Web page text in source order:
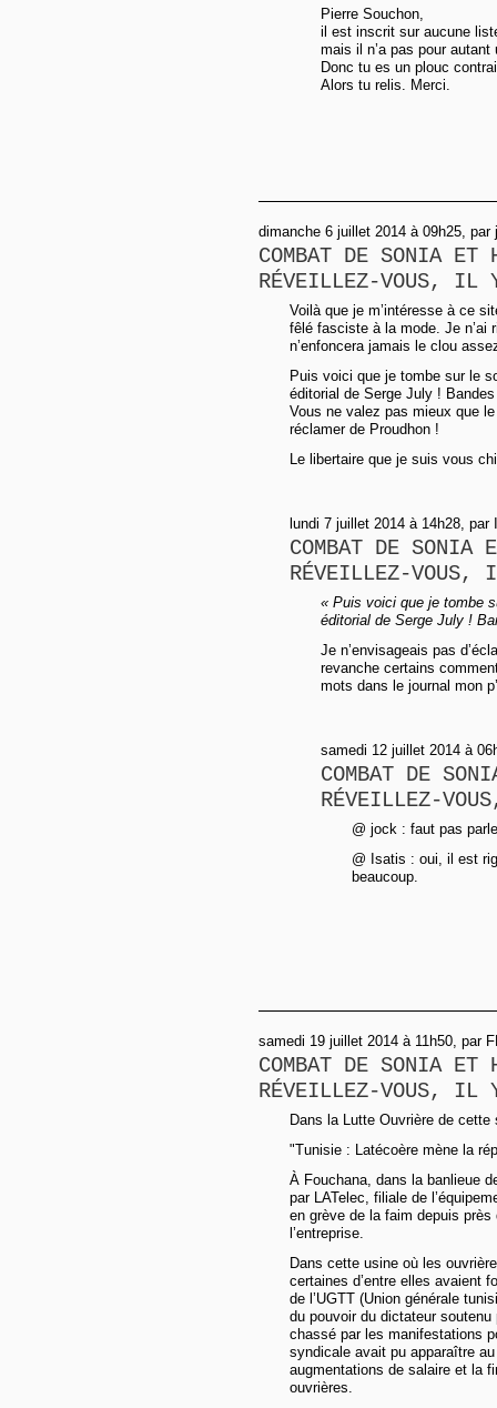
Pierre Souchon,
il est inscrit sur aucune
mais il n’a pas pour
Donc tu es un plouc
Alors tu relis. Merci.
dimanche 6 juillet 2014 à 09h25, par
COMBAT DE SONIA ET
RÉVEILLEZ-VOUS,
Voilà que je m’intéresse à ce
fêlé fasciste à la mode. Je n’ai
n’enfoncera jamais le clou
Puis voici que je tombe sur le
éditorial de Serge July !
Vous ne valez pas mieux que
réclamer de Proudhon !
Le libertaire que je suis vous
lundi 7 juillet 2014 à 14h28, par
COMBAT DE SONIA
RÉVEILLEZ-
« Puis voici que je tombe
éditorial de Serge July !
Je n’envisageais pas
revanche certains
mots dans le journal mon
samedi 12 juillet 2014 à
COMBAT DE
RÉVEILLEZ-
@ jock : faut pas
@ Isatis : oui, il est
beaucoup.
samedi 19 juillet 2014 à 11h50, par
COMBAT DE SONIA ET
RÉVEILLEZ-VOUS,
Dans la Lutte Ouvrière de cette
"Tunisie : Latécoère mène la
À Fouchana, dans la banlieue
par LATelec, filiale de
en grève de la faim depuis près
l’entreprise.
Dans cette usine où les
certaines d’entre elles avaient
de l’UGTT (Union générale
du pouvoir du dictateur
chassé par les manifestations
syndicale avait pu apparaître
augmentations de salaire et la
ouvrières.